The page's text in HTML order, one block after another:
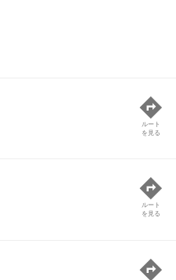
ルート
を見る
ルート
を見る